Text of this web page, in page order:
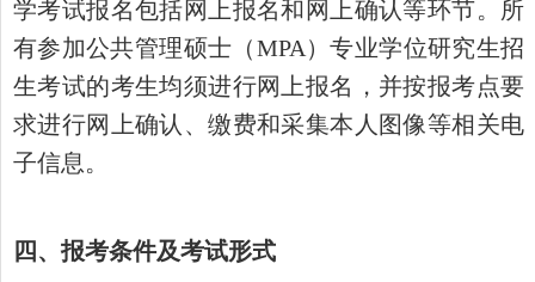
学考试报名包括网上报名和网上确认等环节。所
有参加公共管理硕士（MPA）专业学位研究生招
生考试的考生均须进行网上报名，并按报考点要
求进行网上确认、缴费和采集本人图像等相关电
子信息。
四、报考条件及考试形式